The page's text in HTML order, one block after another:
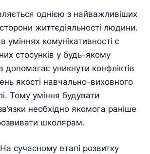
однією з найважливіших
життєдіяльності людини.
уміннях комунікативності є
стосунків у будь-якому
допомагає уникнути конфліктів
якості навчально-виховного
Тому уміння будувати
необхідно якомога раніше
школярам.
На сучасному етапі розвитку